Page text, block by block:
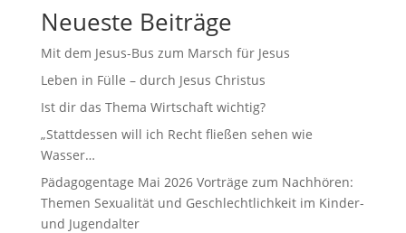
Neueste Beiträge
Mit dem Jesus-Bus zum Marsch für Jesus
Leben in Fülle – durch Jesus Christus
Ist dir das Thema Wirtschaft wichtig?
„Stattdessen will ich Recht fließen sehen wie
Wasser…
Pädagogentage Mai 2026 Vorträge zum Nachhören:
Themen Sexualität und Geschlechtlichkeit im Kinder-
und Jugendalter